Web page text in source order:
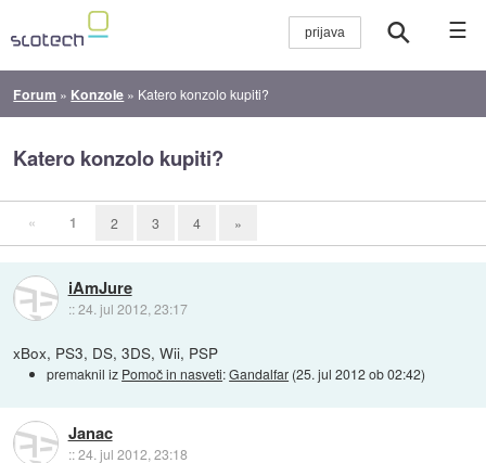
☰
Forum » Konzole » Katero konzolo kupiti?
Katero konzolo kupiti?
« 1 2 3 4 »
iAmJure
::24. jul 2012, 23:17
xBox, PS3, DS, 3DS, Wii, PSP
premaknil iz Pomoč in nasveti:Gandalfar (25. jul 2012 ob 02:42)
Janac
::24. jul 2012, 23:18